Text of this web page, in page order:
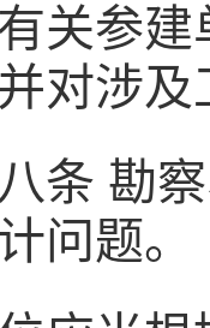
关参
对涉
勘察
问题。